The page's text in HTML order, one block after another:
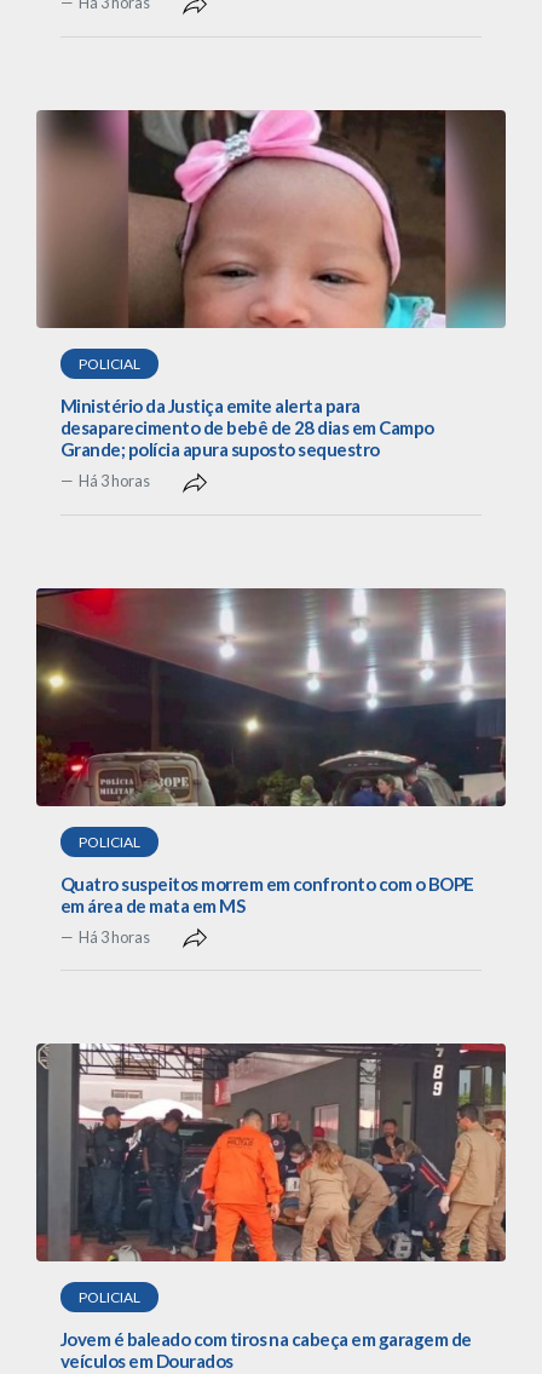
POLICIAL
Ministério da Justiça emite alerta para
desaparecimento de bebê de 28 dias em Campo
Grande; polícia apura suposto sequestro
Há 3 horas
POLICIAL
Quatro suspeitos morrem em confronto com o BOPE
em área de mata em MS
Há 3 horas
POLICIAL
Jovem é baleado com tiros na cabeça em garagem de
veículos em Dourados